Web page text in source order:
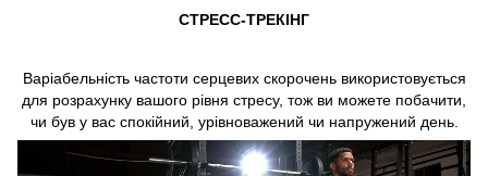
СТРЕСС-ТРЕКІНГ
Варіабельність частоти серцевих скорочень використовується
для розрахунку вашого рівня стресу, тож ви можете побачити,
чи був у вас спокійний, урівноважений чи напружений день.